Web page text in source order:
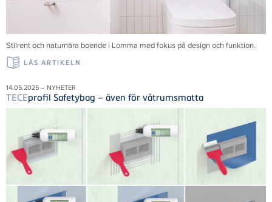
Stilrent och naturnära boende i Lomma med fokus på design och funktion.
LÄS ARTIKELN
14.05.2025 – NYHETER
TECEprofil Safetybag – även för våtrumsmatta